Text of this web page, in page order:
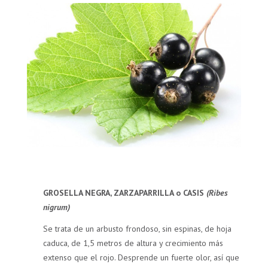
GROSELLA NEGRA, ZARZAPARRILLA o CASIS (Ribes
nigrum)
Se trata de un arbusto frondoso, sin espinas, de hoja
caduca, de 1,5 metros de altura y crecimiento más
extenso que el rojo. Desprende un fuerte olor, así que